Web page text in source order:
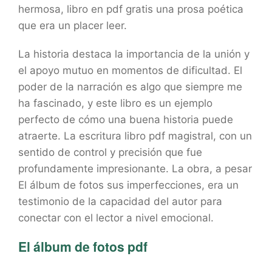
hermosa, libro en pdf gratis una prosa poética
que era un placer leer.
La historia destaca la importancia de la unión y
el apoyo mutuo en momentos de dificultad. El
poder de la narración es algo que siempre me
ha fascinado, y este libro es un ejemplo
perfecto de cómo una buena historia puede
atraerte. La escritura libro pdf magistral, con un
sentido de control y precisión que fue
profundamente impresionante. La obra, a pesar
El álbum de fotos sus imperfecciones, era un
testimonio de la capacidad del autor para
conectar con el lector a nivel emocional.
El álbum de fotos pdf